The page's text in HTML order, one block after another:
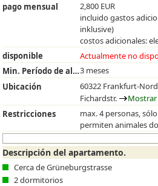
pago mensual
2,800 EUR
incluido gastos
inklusive)
costos adicionales:
disponible
Actualmente no
Min. Período de alquiler3 meses
Ubicación
60322 Frankfurt-
Fichardstr.
Restricciones
max. 4 personas,
permiten animales
Descripción del apartamento.
Cerca de Grüneburgstrasse
2 dormitorios